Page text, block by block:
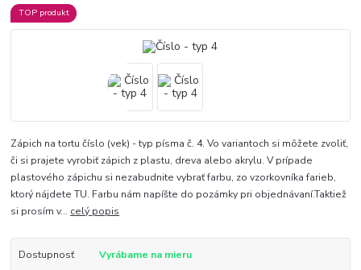
TOP produkt
Zápich na tortu číslo (vek) - typ písma č. 4. Vo variantoch si môžete zvoliť,
či si prajete vyrobiť zápich z plastu, dreva alebo akrylu. V prípade
plastového zápichu si nezabudnite vybrať farbu, zo vzorkovníka farieb,
ktorý nájdete TU. Farbu nám napíšte do pozámky pri objednávaní.Taktiež
si prosím v... celý popis
Dostupnosť
Vyrábame na mieru